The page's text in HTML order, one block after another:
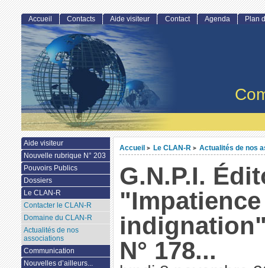
Accueil > Le CLAN-R > Actualités de nos
G.N.P.I.
N° 178...
Accueil Contacts Aide visiteur Contact Agenda Plan
Aide visiteur
Nouvelle rubrique N° 203
Pouvoirs Publics
Dossiers
Le CLAN-R
Contacter le CLAN-R
Domaine du CLAN-R
Actualités de nos
associations
Communication
Nouvelles d’ailleurs...